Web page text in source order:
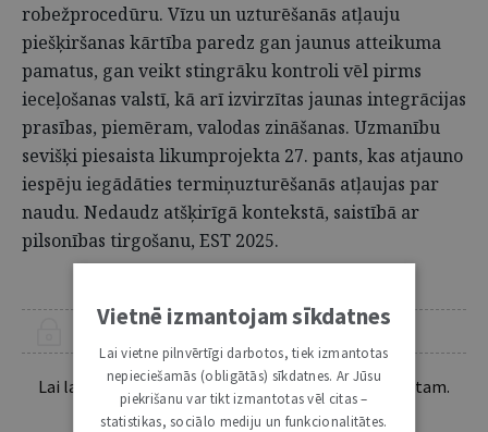
robežprocedūru. Vīzu un uzturēšanās atļauju
piešķiršanas kārtība paredz gan jaunus atteikuma
pamatus, gan veikt stingrāku kontroli vēl pirms
ieceļošanas valstī, kā arī izvirzītas jaunas integrācijas
prasības, piemēram, valodas zināšanas. Uzmanību
sevišķi piesaista likumprojekta 27. pants, kas atjauno
iespēju iegādāties termiņuzturēšanās atļaujas par
naudu. Nedaudz atšķirīgā kontekstā, saistībā ar
pilsonības tirgošanu, EST 2025.
ŠIS RAKSTS PIEEJAMS “JURISTA VĀRDA” ABONENTIEM
Lai lasītu šo rakstu tālāk, Tev jābūt žurnāla abonentam.
Esošos abonentus lūdzam autorizēties:
Vietnē izmantojam sīkdatnes
Lai vietne pilnvērtīgi darbotos, tiek izmantotas
nepieciešamās (obligātās) sīkdatnes. Ar Jūsu
piekrišanu var tikt izmantotas vēl citas –
statistikas, sociālo mediju un funkcionalitātes.